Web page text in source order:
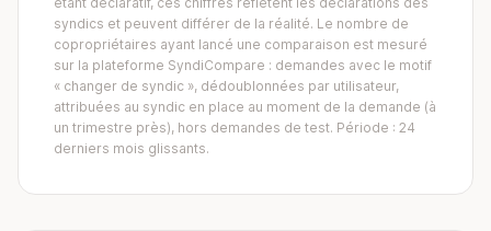
syndics et peuvent différer de la réalité. Le nombre de
copropriétaires ayant lancé une comparaison est mesuré
sur la plateforme SyndiCompare : demandes avec le motif
« changer de syndic », dédoublonnées par utilisateur,
attribuées au syndic en place au moment de la demande (à
un trimestre près), hors demandes de test. Période : 24
derniers mois glissants.